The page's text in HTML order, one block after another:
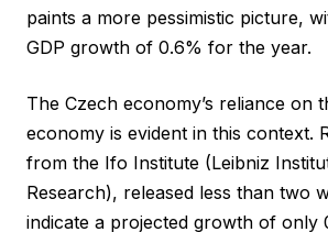
paints a more pessimistic picture,
GDP growth of 0.6% for the year.
The Czech economy’s reliance on
economy is evident in this context.
from the Ifo Institute (Leibniz
Research), released less than two
indicate a projected growth of only